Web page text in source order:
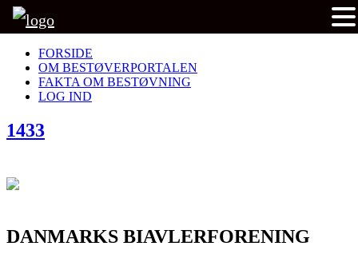
FORSIDE
OM BESTØVERPORTALEN
FAKTA OM BESTØVNING
LOG IND
1433
DANMARKS BIAVLERFORENING